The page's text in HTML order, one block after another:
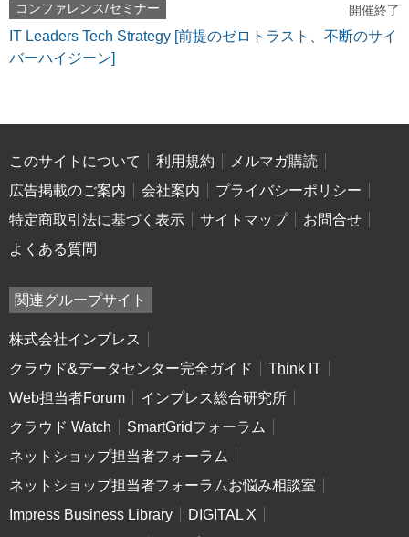
コンファレンス/セミナー 開催終了
IT Leaders Tech Strategy [前提のゼロトラスト、不断のサイ
バーハイジーン]
このサイトについて 利用規約
メルマガ購読
広告掲載のご案内
会社案内
プライバシーポリシー
特定商取引法に基づく表示
サイトマップ
お問合せ
よくある質問
関連グループサイト
株式会社インプレス
クラウド&データセンター完全ガイド
Think IT
Web担当者Forum
インプレス総合研究所
クラウド Watch
SmartGridフォーラム
ネットショップ担当者フォーラム
ネットショップ担当者フォーラムお悩み相談室
Impress Business Library
DIGITAL X